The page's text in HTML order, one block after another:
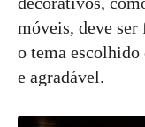
móveis, deve
o tema
e agradável.